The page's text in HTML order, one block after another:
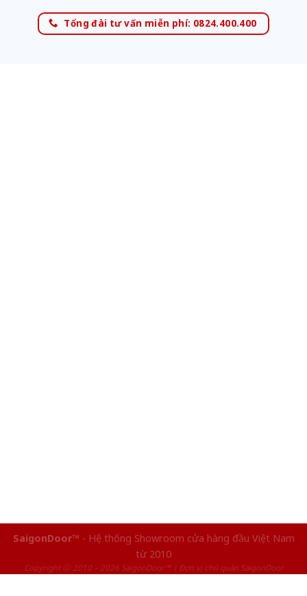
Tổng đài tư vấn miễn phí: 0824.400.400
SaigonDoor™ - Hệ thống Showroom cửa hàng đầu Việt Nam
từ 2010
Copyright ⓒ 2010 – 2026 SaigonDoor™ | Đơn vị chủ quản SaigonDoor